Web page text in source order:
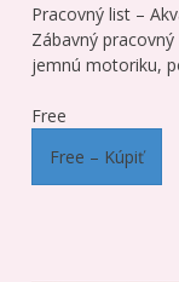
Pracovný list –
Zábavný
jemnú motoriku,
Free
Free – Kúpiť